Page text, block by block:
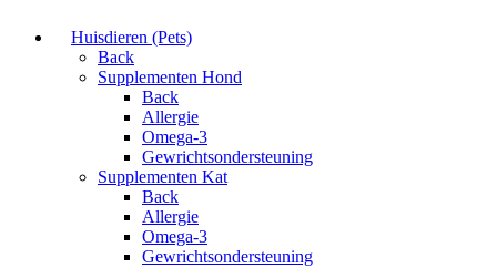
Huisdieren (Pets)
Back
Supplementen Hond
Back
Allergie
Omega-3
Gewrichtsondersteuning
Supplementen Kat
Back
Allergie
Omega-3
Gewrichtsondersteuning